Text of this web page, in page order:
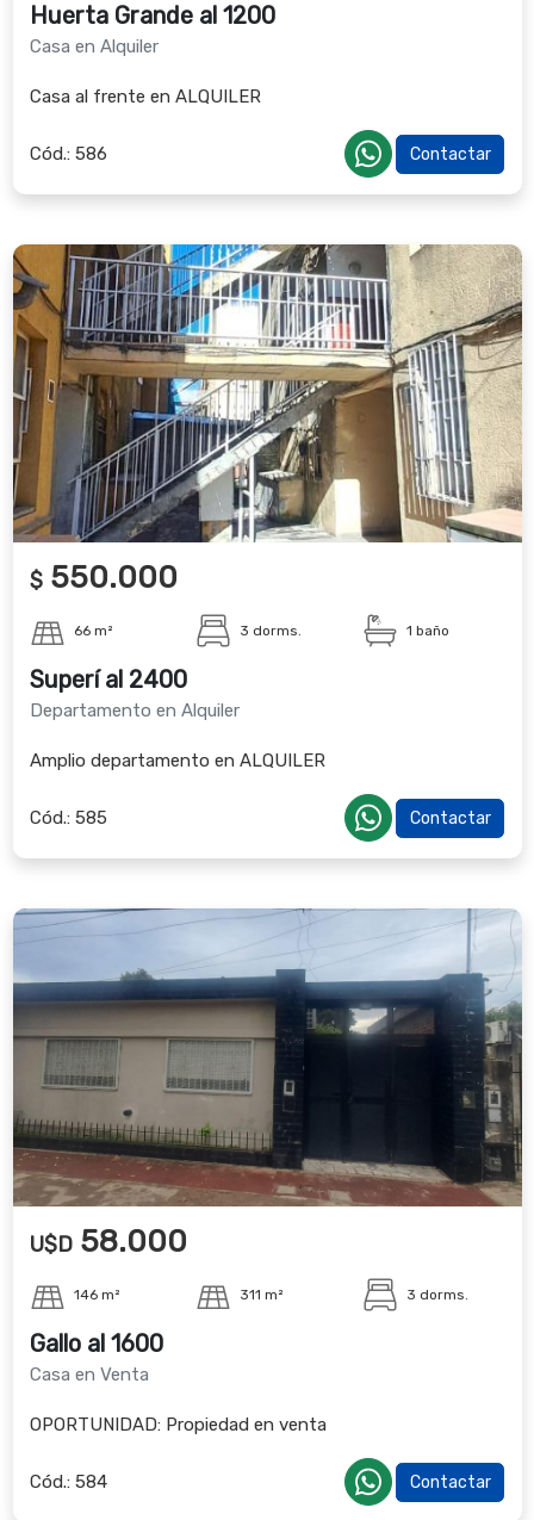
Huerta Grande al 1200
Casa en Alquiler
Casa al frente en ALQUILER
Cód.: 586 Contactar
$ 550.000
66 m² 3 dorms. 1 baño
Superí al 2400
Departamento en Alquiler
Amplio departamento en ALQUILER
Cód.: 585 Contactar
U$D 58.000
146 m² 311 m² 3 dorms.
Gallo al 1600
Casa en Venta
OPORTUNIDAD: Propiedad en venta
Cód.: 584 Contactar